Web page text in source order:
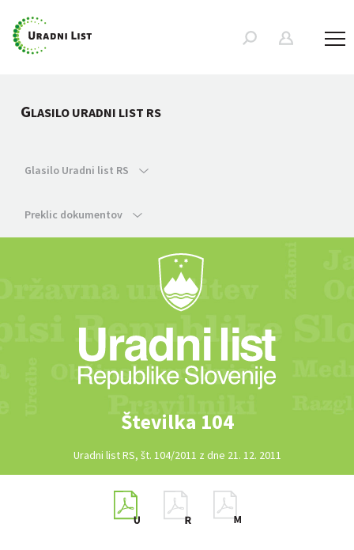
GLASILO URADNI LIST RS
Glasilo Uradni list RS
Preklic dokumentov
Številka 104
Uradni list RS, št. 104/2011 z dne 21. 12. 2011